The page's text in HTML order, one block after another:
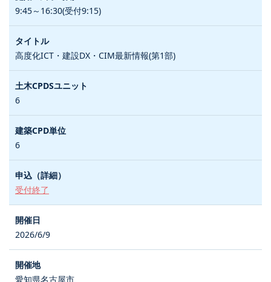
9:45～16:30(受付9:15)
高度化ICT・建設DX・CIM最新情報(第1部)
6
6
受付終了
2026/6/9
愛知県名古屋市